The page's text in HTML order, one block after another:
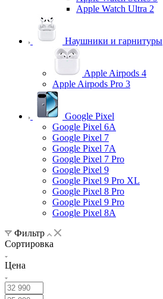
Apple Watch Ultra 2
Наушники и гарнитуры
Apple Airpods 4
Apple Airpods Pro 3
Google Pixel
Google Pixel 6A
Google Pixel 7
Google Pixel 7А
Google Pixel 7 Pro
Google Pixel 9
Google Pixel 9 Pro XL
Google Pixel 8 Pro
Google Pixel 9 Pro
Google Pixel 8A
Фильтр
Сортировка
Цена